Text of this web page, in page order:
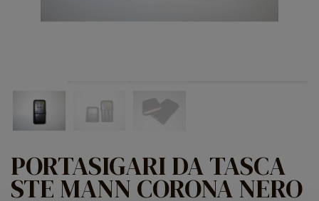
PORTASIGARI DA TASCA
STE MANN CORONA NERO